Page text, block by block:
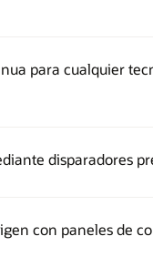
para cualquier
disparadores
con paneles de